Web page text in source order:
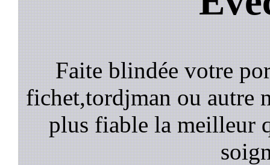
Faite blindée votre
fichet,tordjman ou autre
plus fiable la meilleur